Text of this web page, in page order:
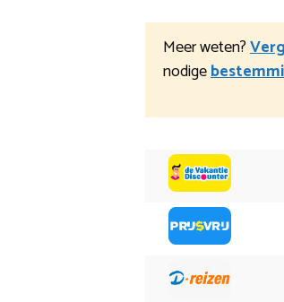
Meer weten?
nodige